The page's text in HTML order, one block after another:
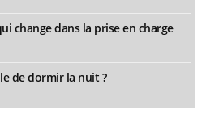
change dans la prise en charge
de dormir la nuit ?